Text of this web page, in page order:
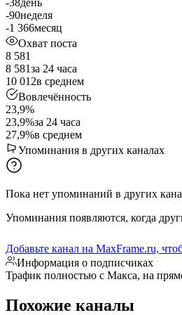
-90неделя
-1 366месяц
Охват поста
8 581
8 581за 24 часа
10 012в среднем
Вовлечённость
23,9%
23,9%за 24 часа
27,9%в среднем
Упоминания в других каналах
Пока нет упоминаний в других
Упоминания появляются, когда
Добавьте канал на MaxFrame.ru,
Информация о подписчиках
Трафик полностью с Макса, на
Похожие каналы